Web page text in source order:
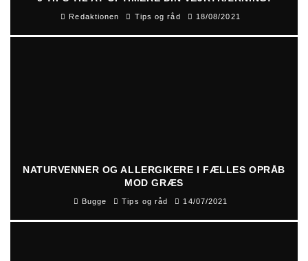
Redaktionen Tips og råd 18/08/2021
NATURVENNER OG ALLERGIKERE I FÆLLES OPRÅB
MOD GRÆS
Bugge Tips og råd 14/07/2021